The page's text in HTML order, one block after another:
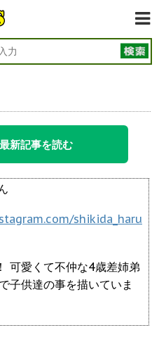
新記事を読む
shikida_haru
可愛くて不仲な4歳差姉弟
子供達の事を描いていま